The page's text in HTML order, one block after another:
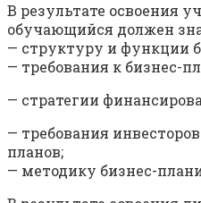
В результате освоения
обучающийся должен
— структуру и функции
— требования к бизнес-
— стратегии
— требования
планов;
— методику бизнес-